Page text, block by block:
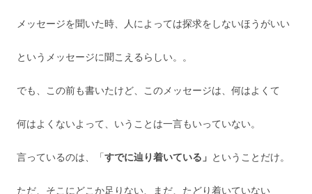
メッセージを聞いた時、人によっては探求をしないほうがいい
というメッセージに聞こえるらしい。。
でも、この前も書いたけど、このメッセージは、何はよくて
何はよくないよって、いうことは一言もいっていない。
言っているのは、「すでに辿り着いている」 ということだけ。
ただ、そこにどこか足りない、まだ、たどり着いていない